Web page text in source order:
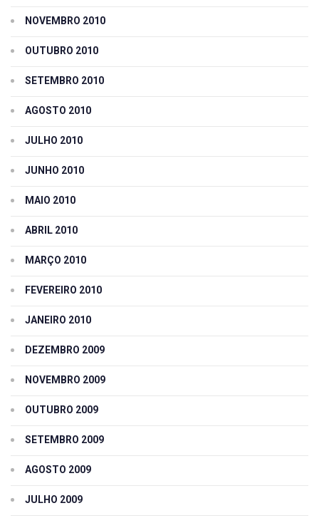
NOVEMBRO 2010
OUTUBRO 2010
SETEMBRO 2010
AGOSTO 2010
JULHO 2010
JUNHO 2010
MAIO 2010
ABRIL 2010
MARÇO 2010
FEVEREIRO 2010
JANEIRO 2010
DEZEMBRO 2009
NOVEMBRO 2009
OUTUBRO 2009
SETEMBRO 2009
AGOSTO 2009
JULHO 2009